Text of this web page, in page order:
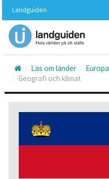
huvudinnehållet
Landguiden
Läs om länder Europa
Geografi och klimat